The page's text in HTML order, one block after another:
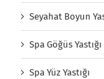
Seyahat Boyun
Spa Göğüs Yastığı
Spa Yüz Yastığı